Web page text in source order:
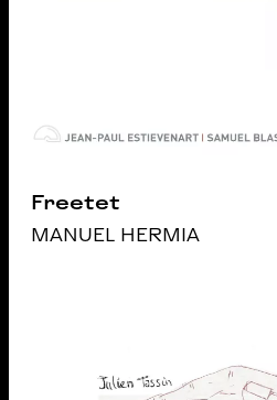
Freetet
MANUEL HERMIA